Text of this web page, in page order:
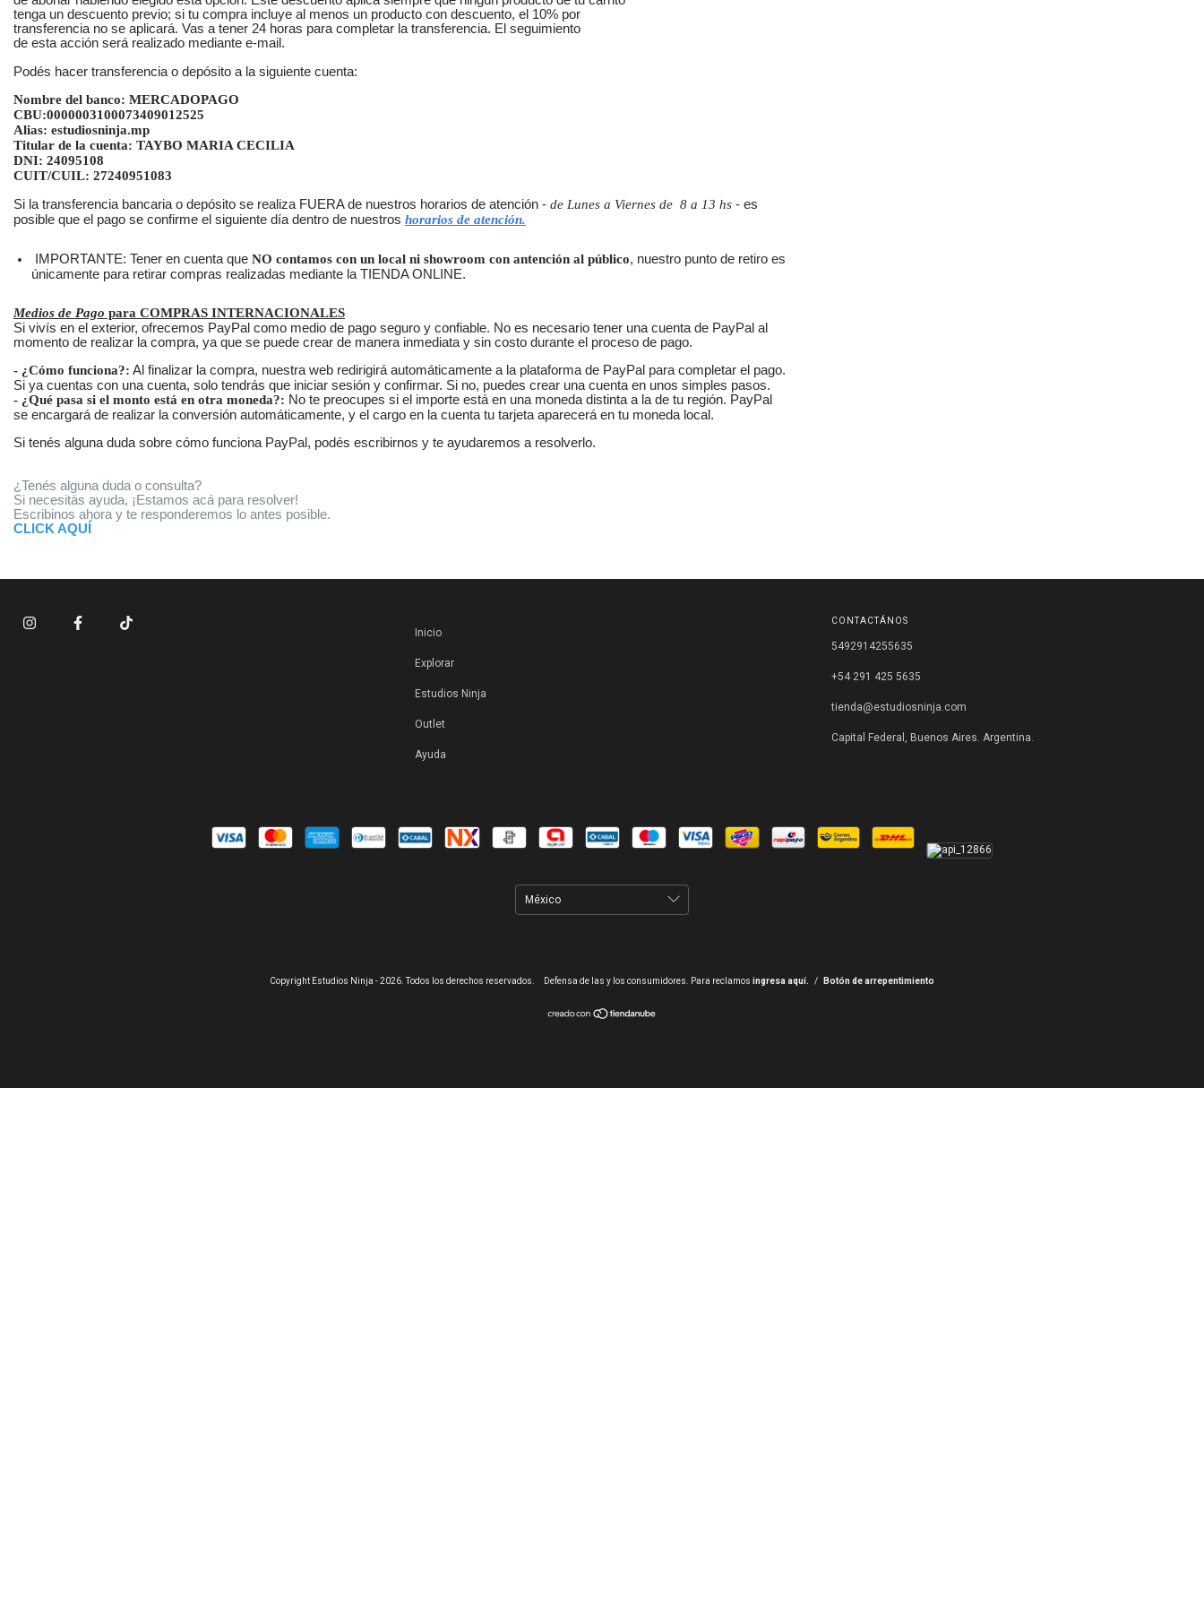
tenga un descuento previo; si tu compra incluye al menos un producto con descuento, el 10% por
transferencia no se aplicará. Vas a tener 24 horas para completar la transferencia. El seguimiento
de esta acción será realizado mediante e-mail.
Podés hacer transferencia o depósito a la siguiente cuenta:
Nombre del banco: MERCADOPAGO
CBU:0000003100073409012525
Alias: estudiosninja.mp
Titular de la cuenta: TAYBO MARIA CECILIA
DNI: 24095108
CUIT/CUIL: 27240951083
Si la transferencia bancaria o depósito se realiza FUERA de nuestros horarios de atención - de Lunes a Viernes de 8 a 13 hs - es
posible que el pago se confirme el siguiente día dentro de nuestros horarios de atención.
IMPORTANTE: Tener en cuenta que NO contamos con un local ni showroom con antención al público, nuestro punto de retiro es
únicamente para retirar compras realizadas mediante la TIENDA ONLINE.
Medios de Pago para COMPRAS INTERNACIONALES
Si vivís en el exterior, ofrecemos PayPal como medio de pago seguro y confiable. No es necesario tener una cuenta de PayPal al
momento de realizar la compra, ya que se puede crear de manera inmediata y sin costo durante el proceso de pago.
- ¿Cómo funciona?: Al finalizar la compra, nuestra web redirigirá automáticamente a la plataforma de PayPal para completar el pago.
Si ya cuentas con una cuenta, solo tendrás que iniciar sesión y confirmar. Si no, puedes crear una cuenta en unos simples pasos.
- ¿Qué pasa si el monto está en otra moneda?: No te preocupes si el importe está en una moneda distinta a la de tu región. PayPal
se encargará de realizar la conversión automáticamente, y el cargo en la cuenta tu tarjeta aparecerá en tu moneda local.
Si tenés alguna duda sobre cómo funciona PayPal, podés escribirnos y te ayudaremos a resolverlo.
¿Tenés alguna duda o consulta?
Si necesitás ayuda, ¡Estamos acá para resolver!
Escribinos ahora y te responderemos lo antes posible.
CLICK AQUÍ
Inicio
Explorar
Estudios Ninja
Outlet
Ayuda
CONTACTÁNOS
5492914255635
+54 291 425 5635
tienda@estudiosninja.com
Capital Federal, Buenos Aires. Argentina.
Copyright Estudios Ninja - 2026. Todos los derechos reservados. Defensa de las y los consumidores. Para reclamos ingresa aquí. / Botón de arrepentimiento